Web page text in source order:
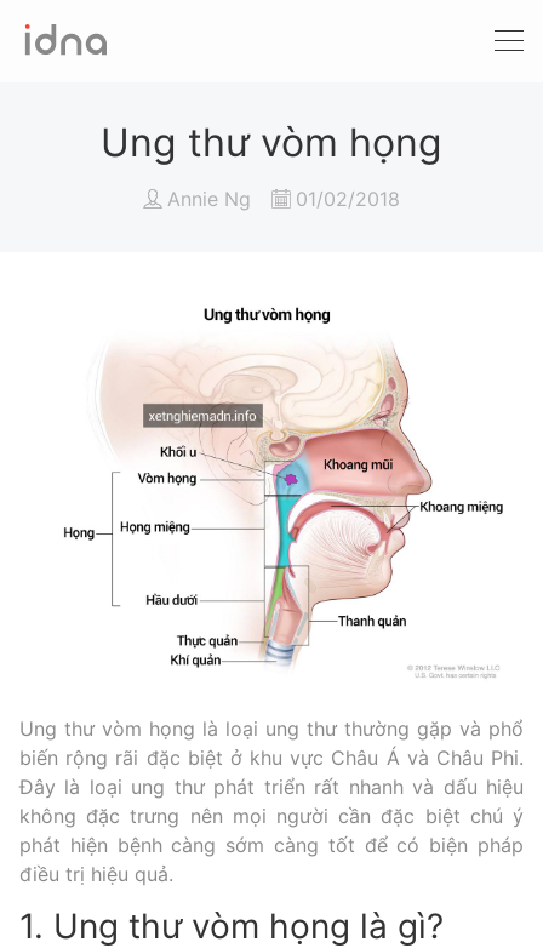
Xét nghiệm ADN
Bệnh tan máu Thalassemia
Xét nghiệm động vật
Ung thư vòm họng
Annie Ng 01/02/2018
Ung thư vòm họng là loại ung thư thường gặp và phổ
biến rộng rãi đặc biệt ở khu vực Châu Á và Châu Phi.
Đây là loại ung thư phát triển rất nhanh và dấu hiệu
không đặc trưng nên mọi người cần đặc biệt chú ý
phát hiện bệnh càng sớm càng tốt để có biện pháp
điều trị hiệu quả.
1. Ung thư vòm họng là gì?